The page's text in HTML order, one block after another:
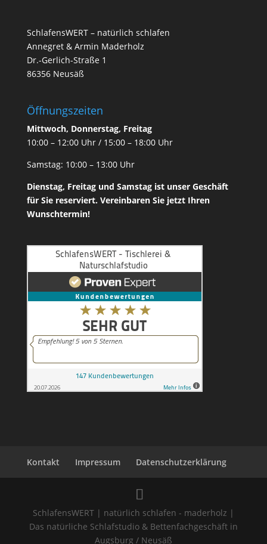
SchlafensWERT – natürlich schlafen
Annegret & Armin Maderholz
Dr.-Gerlich-Straße 1
86356 Neusäß
Öffnungszeiten
Mittwoch, Donnerstag, Freitag
10:00 – 12:00 Uhr / 15:00 – 18:00 Uhr
Samstag: 10:00 – 13:00 Uhr
Dienstag, Freitag und Samstag ist unser Geschäft
für Sie reserviert. Vereinbaren Sie jetzt Ihren
Wunschtermin!
Kontakt Impressum Datenschutzerklärung
SchlafensWERT | natürlich schlafen - maderholz |
Das natürliche Schlafstudio & Bettenfachgeschäft in
Augsburg / Neusäß